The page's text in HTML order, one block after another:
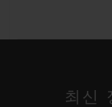
최신